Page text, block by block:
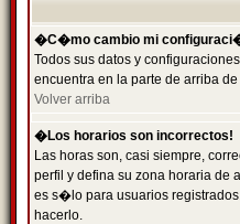
�C�mo cambio mi
Todos sus datos y
encuentra en la parte de arriba
Volver arriba
�Los horarios son incorrectos!
Las horas son, casi siempre,
perfil y defina su zona horaria de
es s�lo para usuarios
hacerlo.